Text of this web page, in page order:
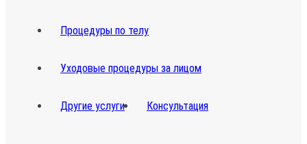
Процедуры по телу
Уходовые процедуры за лицом
Другие услуги Консультация